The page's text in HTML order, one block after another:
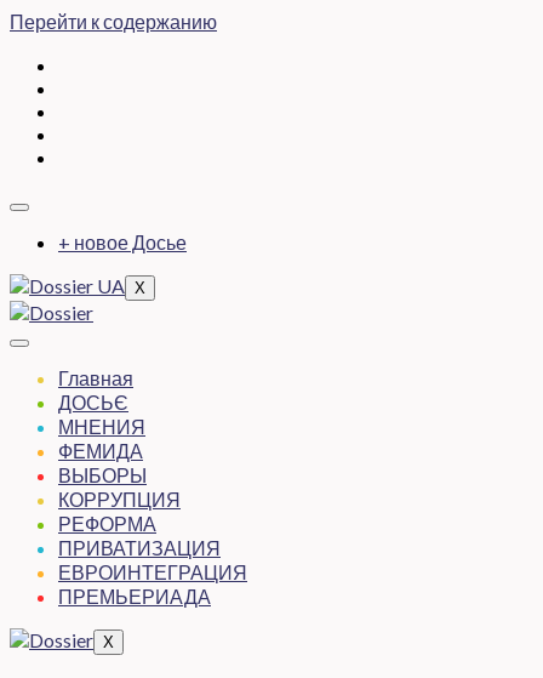
Перейти к содержанию
+ новое Досье
X
Главная
ДОСЬЄ
МНЕНИЯ
ФЕМИДА
ВЫБОРЫ
КОРРУПЦИЯ
РЕФОРМА
ПРИВАТИЗАЦИЯ
ЕВРОИНТЕГРАЦИЯ
ПРЕМЬЕРИАДА
X